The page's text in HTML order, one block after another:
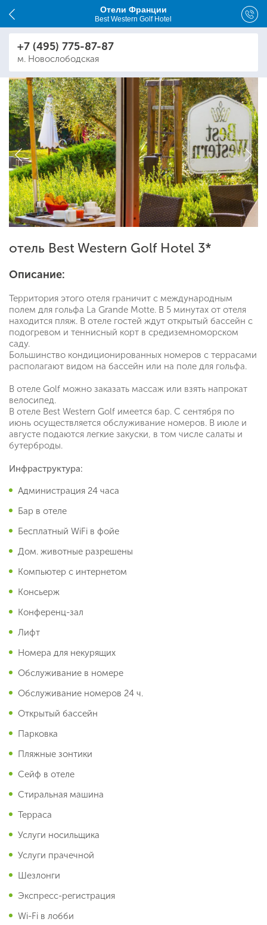
Отели Франции
Best Western Golf Hotel
+7 (495) 775-87-87
м. Новослободская
отель Best Western Golf Hotel 3*
Описание:
Территория этого отеля граничит с международным
полем для гольфа La Grande Motte. В 5 минутах от отеля
находится пляж. В отеле гостей ждут открытый бассейн с
подогревом и теннисный корт в средиземноморском
саду.
Большинство кондиционированных номеров с террасами
располагают видом на бассейн или на поле для гольфа.
В отеле Golf можно заказать массаж или взять напрокат
велосипед.
В отеле Best Western Golf имеется бар. С сентября по
июнь осуществляется обслуживание номеров. В июле и
августе подаются легкие закуски, в том числе салаты и
бутерброды.
Инфраструктура:
Администрация 24 часа
Бар в отеле
Бесплатный WiFi в фойе
Дом. животные разрешены
Компьютер с интернетом
Консьерж
Конференц-зал
Лифт
Номера для некурящих
Обслуживание в номере
Обслуживание номеров 24 ч.
Открытый бассейн
Парковка
Пляжные зонтики
Сейф в отеле
Стиральная машина
Терраса
Услуги носильщика
Услуги прачечной
Шезлонги
Экспресс-регистрация
Wi-Fi в лобби